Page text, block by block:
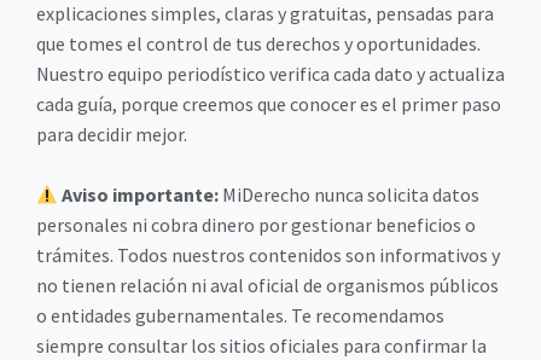
explicaciones simples, claras y gratuitas, pensadas para
que tomes el control de tus derechos y oportunidades.
Nuestro equipo periodístico verifica cada dato y actualiza
cada guía, porque creemos que conocer es el primer paso
para decidir mejor.
Aviso importante: MiDerecho nunca solicita datos
personales ni cobra dinero por gestionar beneficios o
trámites. Todos nuestros contenidos son informativos y
no tienen relación ni aval oficial de organismos públicos
o entidades gubernamentales. Te recomendamos
siempre consultar los sitios oficiales para confirmar la